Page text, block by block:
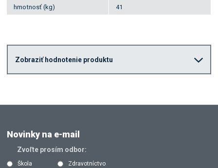
hmotnosť (kg) 41
Zobraziť hodnotenie produktu
Novinky na e-mail
Zvoľte prosím odbor:
Škola
Zdravotníctvo